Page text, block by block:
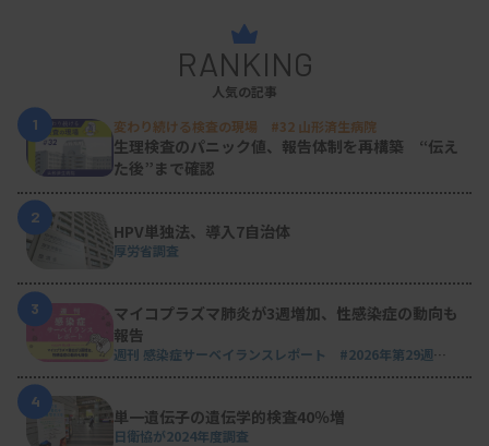
RANKING
人気の記事
1
変わり続ける検査の現場 #32 山形済生病院
生理検査のパニック値、報告体制を再構築 “伝え
た後”まで確認
2
HPV単独法、導入7自治体
厚労省調査
3
マイコプラズマ肺炎が3週増加、性感染症の動向も
報告
週刊 感染症サーベイランスレポート #2026年第29週
4
単一遺伝子の遺伝学的検査40％増
日衛協が2024年度調査